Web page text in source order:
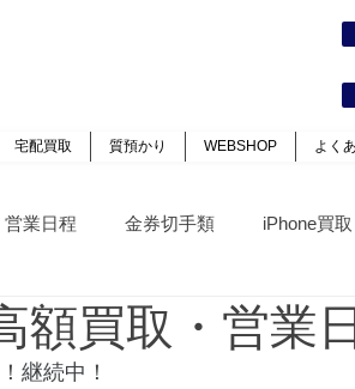
宅配買取 質預かり WEBSHOP よく
営業日程 金券切手類 iPhone買取
額買取・営業
継続中！